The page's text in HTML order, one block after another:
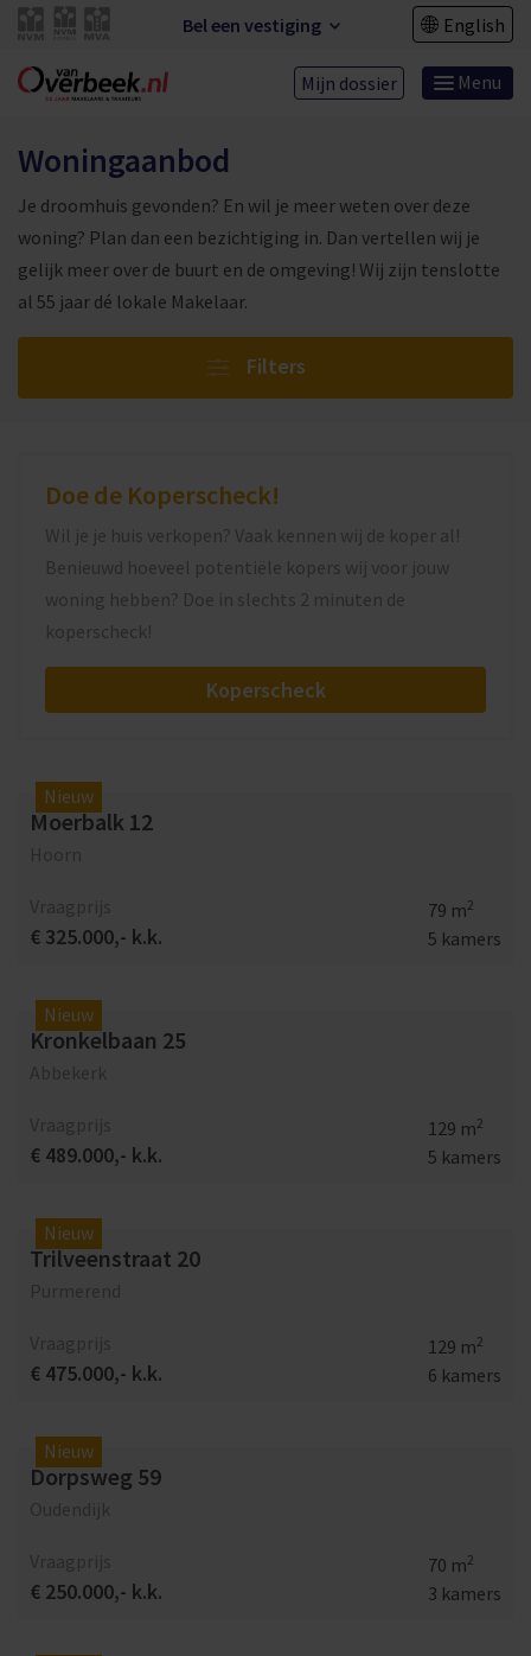
Bel een vestiging English
Mijn dossier Menu
Woningaanbod
Je droomhuis gevonden? En wil je meer weten over deze
woning? Plan dan een bezichtiging in. Dan vertellen wij je
gelijk meer over de buurt en de omgeving! Wij zijn tenslotte
al 55 jaar dé lokale Makelaar.
Filters
Doe de Koperscheck!
Wil je je huis verkopen? Vaak kennen wij de koper al!
Benieuwd hoeveel potentiële kopers wij voor jouw
woning hebben? Doe in slechts 2 minuten de
koperscheck!
Koperscheck
Nieuw
Moerbalk 12
€ 325.000,- k.k.
79 m2
5 kamers
Nieuw
Kronkelbaan 25
€ 489.000,- k.k.
129 m2
5 kamers
Nieuw
Trilveenstraat 20
€ 475.000,- k.k.
129 m2
6 kamers
Nieuw
Dorpsweg 59
€ 250.000,- k.k.
70 m2
3 kamers